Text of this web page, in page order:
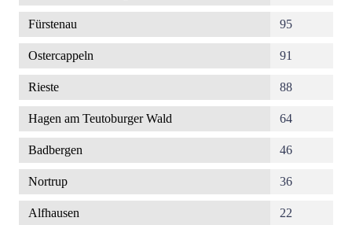
Fürstenau 95
Ostercappeln 91
Rieste 88
Hagen am Teutoburger Wald 64
Badbergen 46
Nortrup 36
Alfhausen 22